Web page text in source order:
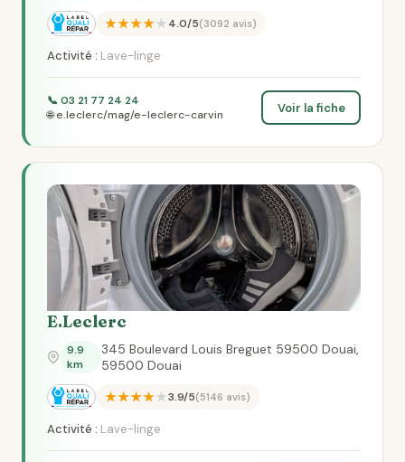
★★★★★4.0/5(3092 avis)
Activité : Lave-linge
📞 03 21 77 24 24
🌐 e.leclerc/mag/e-leclerc-carvin
Voir la fiche
E.Leclerc
9.9
km
345 Boulevard Louis Breguet 59500 Douai,
59500 Douai
★★★★★3.9/5(5146 avis)
Activité : Lave-linge